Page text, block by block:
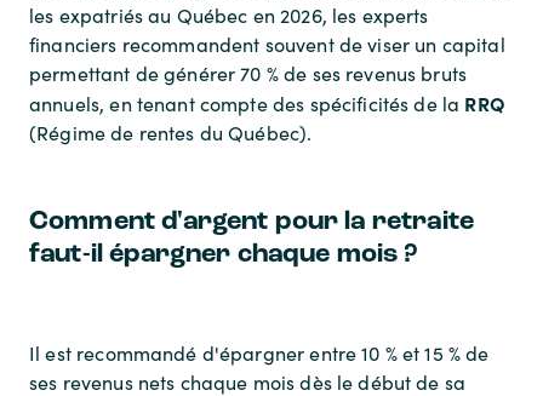
les expatriés au Québec en 2026, les experts
financiers recommandent souvent de viser un capital
permettant de générer 70 % de ses revenus bruts
annuels, en tenant compte des spécificités de la RRQ
(Régime de rentes du Québec).
Comment d'argent pour la retraite
faut-il épargner chaque mois ?
Il est recommandé d'épargner entre 10 % et 15 % de
ses revenus nets chaque mois dès le début de sa